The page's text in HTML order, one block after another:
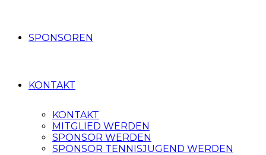
SPONSOREN
KONTAKT
KONTAKT
MITGLIED WERDEN
SPONSOR WERDEN
SPONSOR TENNISJUGEND WERDEN